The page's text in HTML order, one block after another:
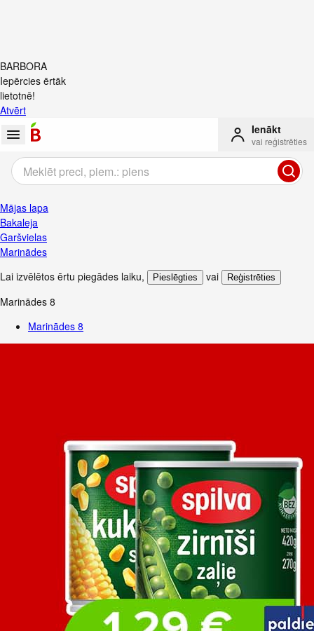
BARBORA
Iepērcies ērtāk
lietotnē!
Atvērt
Ienākt
vai reģistrēties
Mājas lapa
Bakaleja
Garšvielas
Marinādes
Lai izvēlētos ērtu piegādes laiku, Pieslēgties vai Reģistrēties
Marinādes 8
Marinādes 8